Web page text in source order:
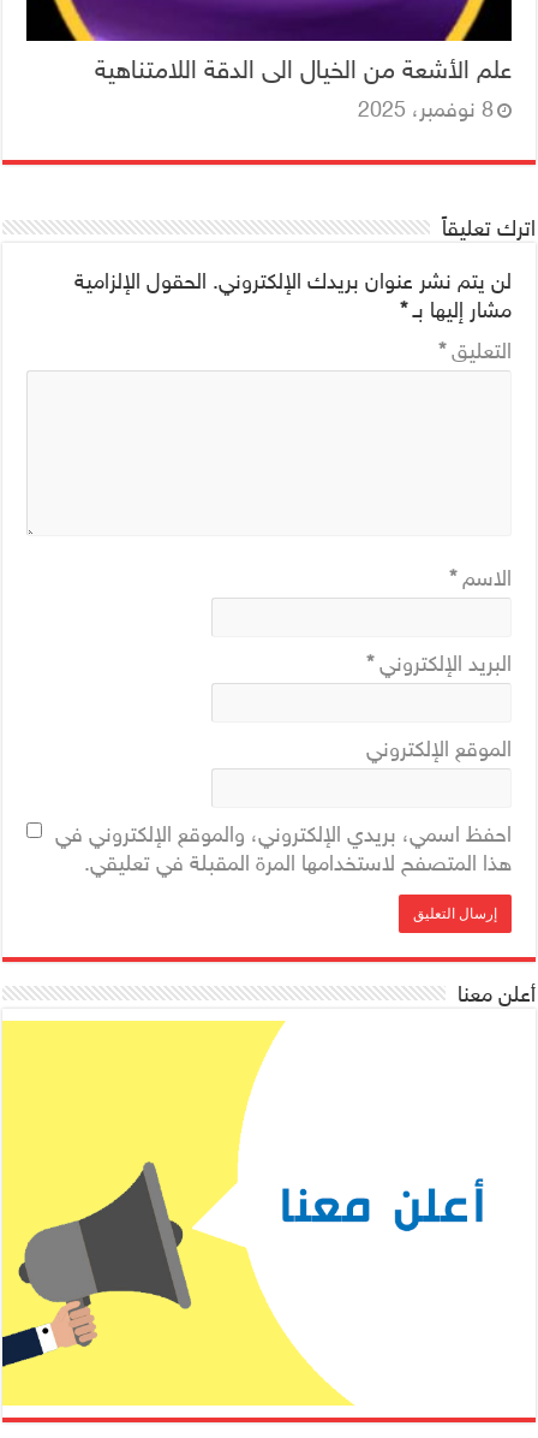
علم الأشعة من الخيال الى الدقة اللامتناهية
8 نوفمبر، 2025
اترك تعليقاً
لن يتم نشر عنوان بريدك الإلكتروني. الحقول الإلزامية
مشار إليها بـ*
التعليق*
الاسم*
البريد الإلكتروني*
الموقع الإلكتروني
احفظ اسمي، بريدي الإلكتروني، والموقع الإلكتروني في
هذا المتصفح لاستخدامها المرة المقبلة في تعليقي.
أعلن معنا